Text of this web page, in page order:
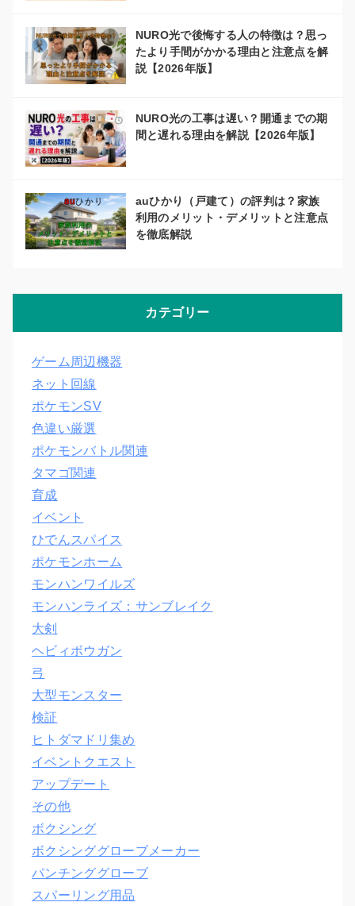
NURO光で後悔する人の特徴は？思っ
たより手間がかかる理由と注意点を解
説【2026年版】
NURO光の工事は遅い？開通までの期
間と遅れる理由を解説【2026年版】
auひかり（戸建て）の評判は？家族
利用のメリット・デメリットと注意点
を徹底解説
カテゴリー
ゲーム周辺機器
ネット回線
ポケモンSV
色違い厳選
ポケモンバトル関連
タマゴ関連
育成
イベント
ひでんスパイス
ポケモンホーム
モンハンワイルズ
モンハンライズ：サンブレイク
大剣
ヘビィボウガン
弓
大型モンスター
検証
ヒトダマドリ集め
イベントクエスト
アップデート
その他
ボクシング
ボクシンググローブメーカー
パンチンググローブ
スパーリング用品